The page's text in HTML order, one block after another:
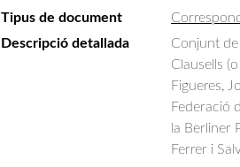
Tipus de document
Descripció detallada
Conjunt
Clausells
Figueres,
Federació
la Berliner
Ferrer i